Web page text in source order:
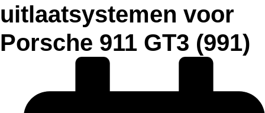
uitlaatsystemen voor
Porsche 911 GT3 (991)